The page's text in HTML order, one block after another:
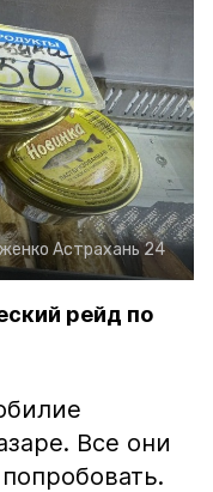
Астрахань 24
рейд по
Все они